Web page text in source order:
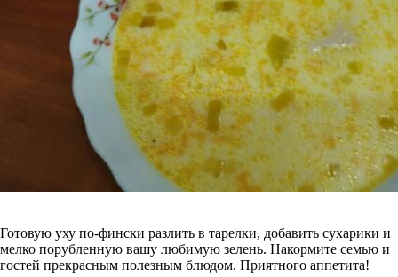
Готовую уху по-фински разлить в тарелки, добавить сухарики и
мелко порубленную вашу любимую зелень. Накормите семью и
гостей прекрасным полезным блюдом. Приятного аппетита!